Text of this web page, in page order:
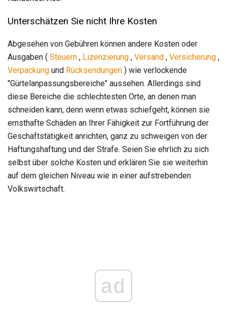
Unterschätzen Sie nicht Ihre Kosten
Abgesehen von Gebühren können andere Kosten oder
Ausgaben ( Steuern , Lizenzierung , Versand , Versicherung ,
Verpackung und Rücksendungen ) wie verlockende
"Gürtelanpassungsbereiche" aussehen. Allerdings sind
diese Bereiche die schlechtesten Orte, an denen man
schneiden kann, denn wenn etwas schiefgeht, können sie
ernsthafte Schäden an Ihrer Fähigkeit zur Fortführung der
Geschäftstätigkeit anrichten, ganz zu schweigen von der
Haftungshaftung und der Strafe. Seien Sie ehrlich zu sich
selbst über solche Kosten und erklären Sie sie weiterhin
auf dem gleichen Niveau wie in einer aufstrebenden
Volkswirtschaft.
ad